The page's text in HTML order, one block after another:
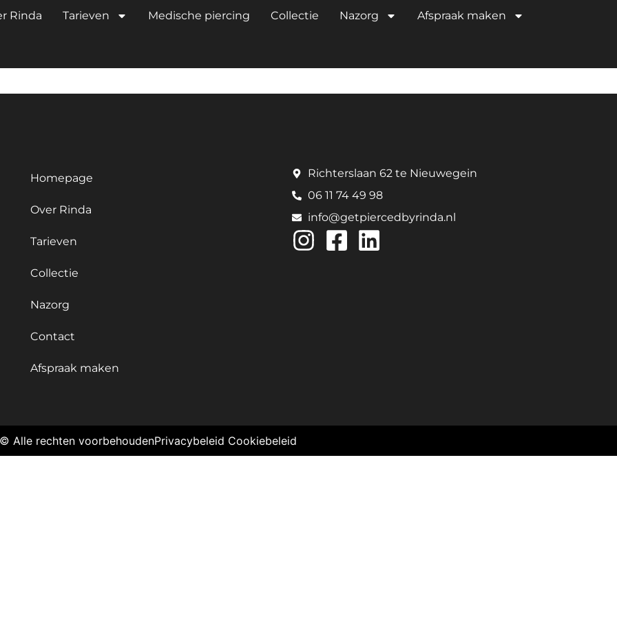
Rinda Tarieven Medische piercing Collectie Nazorg Afspraak maken
MATEN, TITANIUM EN
Homepage
Over Rinda
Tarieven
Collectie
Nazorg
Contact
Afspraak maken
Richterslaan 62 te Nieuwegein
06 11 74 49 98
info@getpiercedbyrinda.nl
Alle rechten voorbehoudenPrivacybeleid Cookiebeleid